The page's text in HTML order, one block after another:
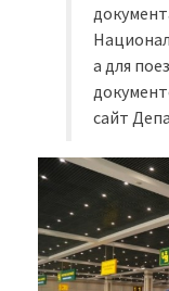
а для
сайт